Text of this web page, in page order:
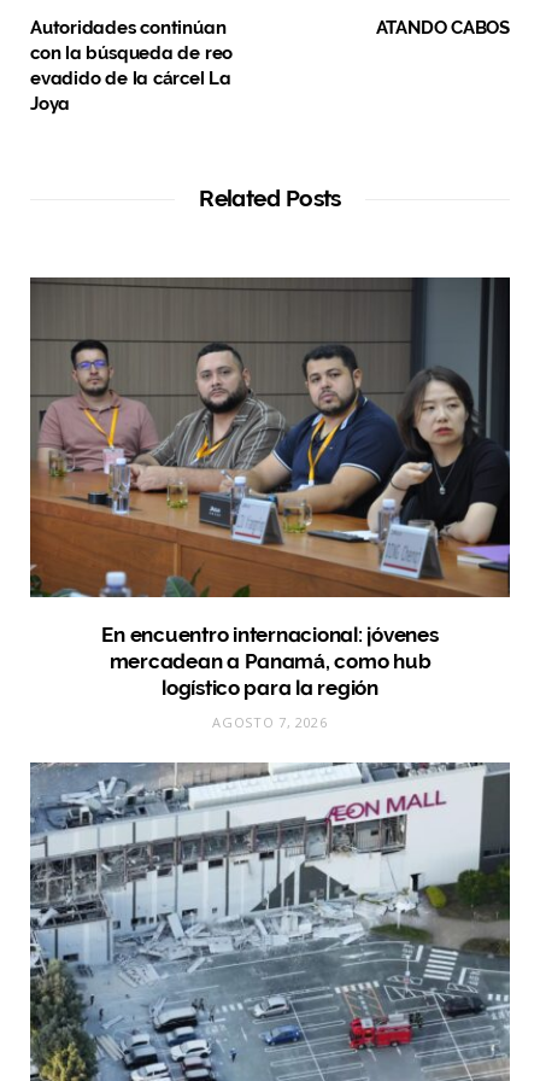
Autoridades continúan
con la búsqueda de reo
evadido de la cárcel La
Joya
ATANDO CABOS
Related Posts
En encuentro internacional: jóvenes
mercadean a Panamá, como hub
logístico para la región
AGOSTO 7, 2026